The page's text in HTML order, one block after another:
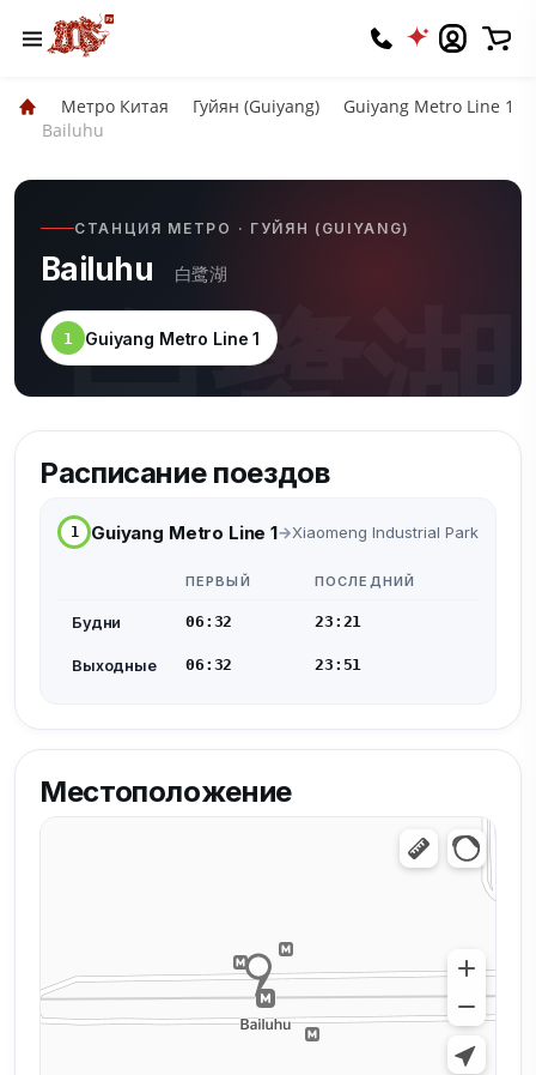
Метро Китая Гуйян (Guiyang)
Guiyang Metro Line 1
Bailuhu
白鹭湖
СТАНЦИЯ МЕТРО · ГУЙЯН (GUIYANG)
Bailuhu 白鹭湖
1 Guiyang Metro Line 1
Расписание поездов
1 Guiyang Metro Line 1 Xiaomeng Industrial Park
ПЕРВЫЙ ПОСЛЕДНИЙ
Будни 06:32 23:21
Выходные 06:32 23:51
Местоположение